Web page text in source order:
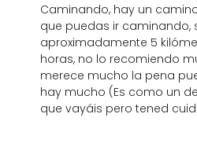
Caminando, hay un
que puedas ir caminando,
aproximadamente 5
horas, no lo recomiendo
merece mucho la pena
hay mucho (Es como un
que vayáis pero tened